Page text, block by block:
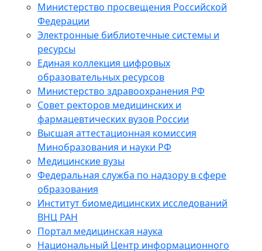
Министерство просвещения Российской
Федерации
Электронные библиотечные системы и
ресурсы
Единая коллекция цифровых
образовательных ресурсов
Министерство здравоохранения РФ
Совет ректоров медицинских и
фармацевтических вузов России
Высшая аттестационная комиссия
Минобразования и науки РФ
Медицинские вузы
Федеральная служба по надзору в сфере
образования
Институт биомедицинских исследований
ВНЦ РАН
Портал медицинская наука
Национальный Центр информационного